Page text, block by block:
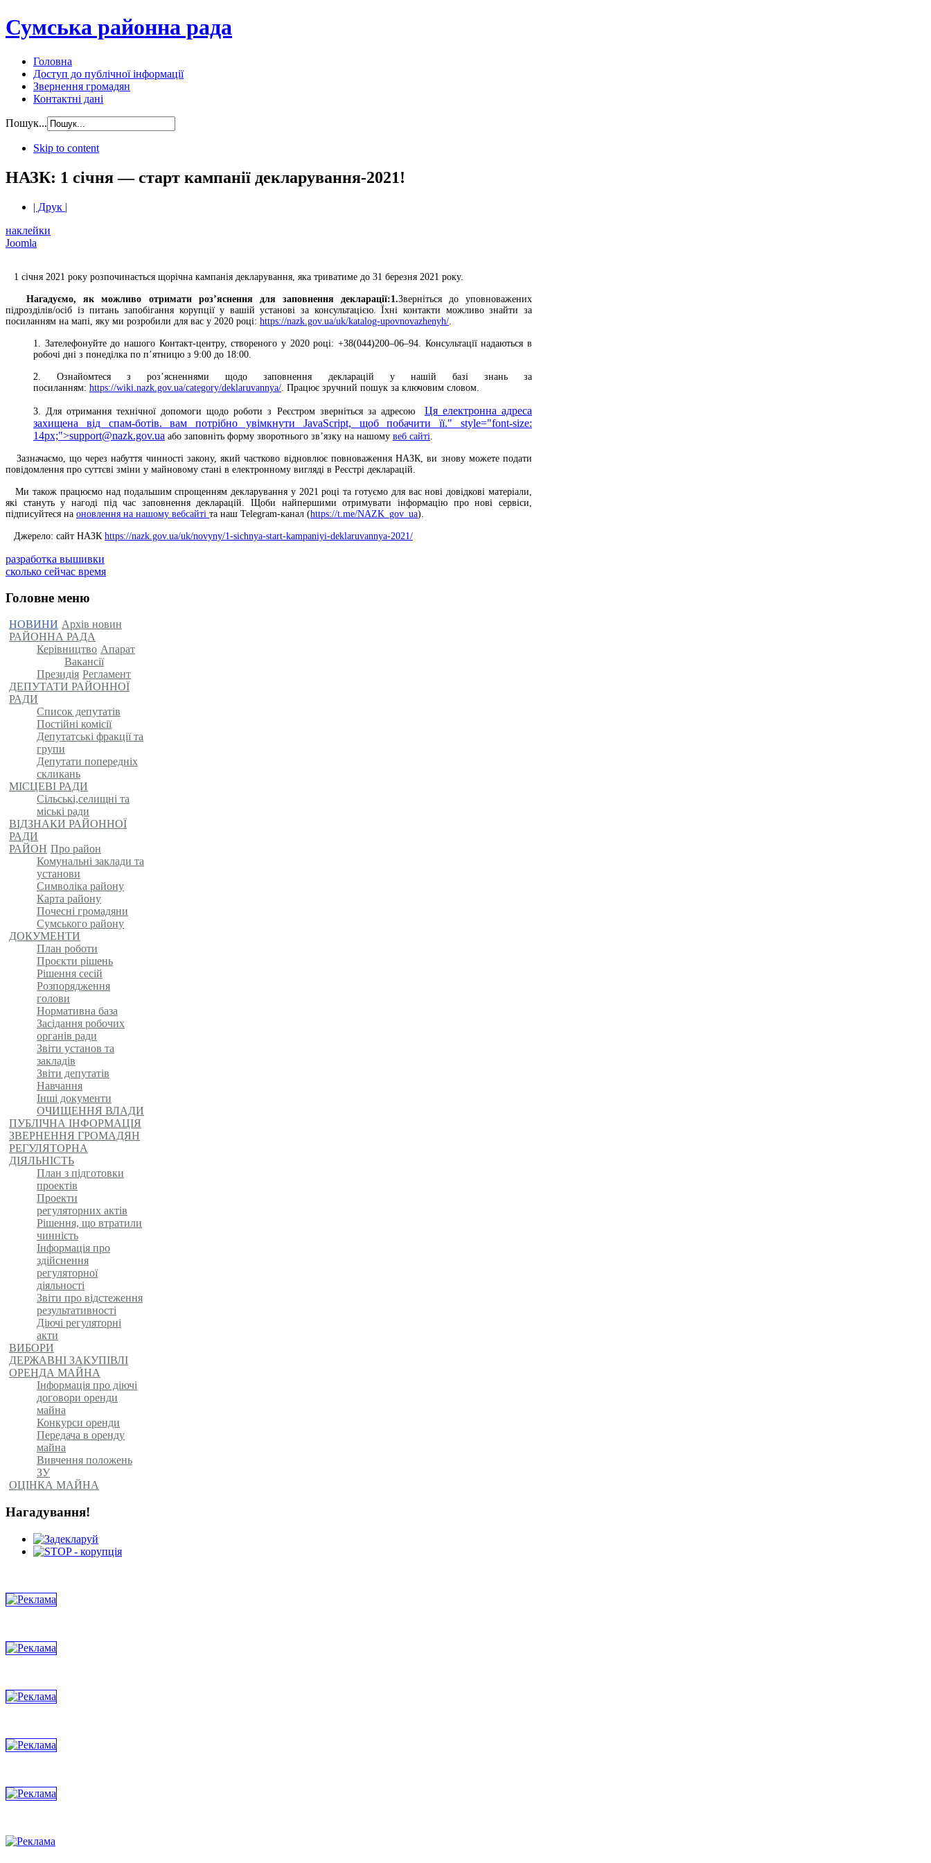
Сумська районна рада
Головна
Доступ до публічної інформації
Звернення громадян
Контактні дані
Пошук...
Skip to content
НАЗК: 1 січня — старт кампанії декларування-2021!
| Друк |
наклейки
Joomla
1 січня 2021 року розпочинається щорічна кампанія декларування, яка триватиме до 31 березня 2021 року.
Нагадуємо, як можливо отримати роз’яснення для заповнення декларації:1.Зверніться до уповноважених
підрозділів/осіб із питань запобігання корупції у вашій установі за консультацією. Їхні контакти можливо знайти за
посиланням на мапі, яку ми розробили для вас у 2020 році: https://nazk.gov.ua/uk/katalog-upovnovazhenyh/
1. Зателефонуйте до нашого Контакт-центру, створеного у 2020 році: +38(044)200–06–94. Консультації надаються в
робочі дні з понеділка по п’ятницю з 9:00 до 18:00.
2. Ознайомтеся з роз’ясненнями щодо заповнення декларацій у нашій базі знань за
посиланням: https://wiki.nazk.gov.ua/category/deklaruvannya/ . Працює зручний пошук за ключовим словом.
3. Для отримання технічної допомоги щодо роботи з Реєстром зверніться за адресою Ця електронна адреса
захищена від спам-ботів. вам потрібно увімкнути JavaScript, щоб побачити її." style="font-size:
14px;">support@nazk.gov.ua або заповніть форму зворотнього зв’язку на нашому веб сайті
Зазначаємо, що через набуття чинності закону, який частково відновлює повноваження НАЗК, ви знову можете подати
повідомлення про суттєві зміни у майновому стані в електронному вигляді в Реєстрі декларацій.
Ми також працюємо над подальшим спрощенням декларування у 2021 році та готуємо для вас нові довідкові матеріали,
які стануть у нагоді під час заповнення декларацій. Щоби найпершими отримувати інформацію про нові сервіси,
підписуйтеся на оновлення на нашому вебсайті та наш Telegram-канал (https://t.me/NAZK_gov_ua).
Джерело: сайт НАЗК https://nazk.gov.ua/uk/novyny/1-sichnya-start-kampaniyi-deklaruvannya-2021/
разработка вышивки
сколько сейчас время
Головне меню
НОВИНИ Архів новин
РАЙОННА РАДА
Керівництво Апарат
Вакансії
Президія Регламент
ДЕПУТАТИ РАЙОННОЇ
РАДИ
Список депутатів
Постійні комісії
Депутатські фракції та
групи
Депутати попередніх
скликань
МІСЦЕВІ РАДИ
Сільські,селищні та
міські ради
ВІДЗНАКИ РАЙОННОЇ
РАДИ
РАЙОН Про район
Комунальні заклади та
установи
Символіка району
Карта району
Почесні громадяни
Сумського району
ДОКУМЕНТИ
План роботи
Проєкти рішень
Рішення сесій
Розпорядження
голови
Нормативна база
Засідання робочих
органів ради
Звіти установ та
закладів
Звіти депутатів
Навчання
Інші документи
ОЧИЩЕННЯ ВЛАДИ
ПУБЛІЧНА ІНФОРМАЦІЯ
ЗВЕРНЕННЯ ГРОМАДЯН
РЕГУЛЯТОРНА
ДІЯЛЬНІСТЬ
План з підготовки
проектів
Проекти
регуляторних актів
Рішення, що втратили
чинність
Інформація про
здійснення
регуляторної
діяльності
Звіти про відстеження
результативності
Діючі регуляторні
акти
ВИБОРИ
ДЕРЖАВНІ ЗАКУПІВЛІ
ОРЕНДА МАЙНА
Інформація про діючі
договори оренди
майна
Конкурси оренди
Передача в оренду
майна
Вивчення положень
ЗУ
ОЦІНКА МАЙНА
Нагадування!